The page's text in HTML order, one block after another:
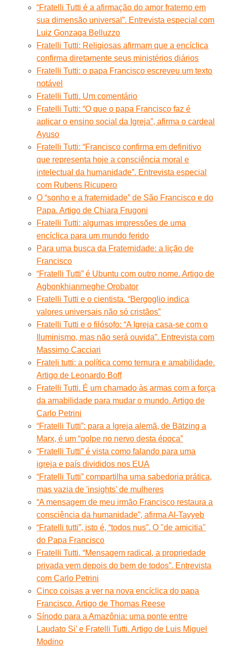
“Fratelli Tutti é a afirmação do amor fraterno em
sua dimensão universal”. Entrevista especial com
Luiz Gonzaga Belluzzo
Fratelli Tutti: Religiosas afirmam que a encíclica
confirma diretamente seus ministérios diários
Fratelli Tutti: o papa Francisco escreveu um texto
notável
Fratelli Tutti. Um comentário
Fratelli Tutti: “O que o papa Francisco faz é
aplicar o ensino social da Igreja”, afirma o cardeal
Ayuso
Fratelli Tutti: “Francisco confirma em definitivo
que representa hoje a consciência moral e
intelectual da humanidade”. Entrevista especial
com Rubens Ricupero
O “sonho e a fraternidade” de São Francisco e do
Papa. Artigo de Chiara Frugoni
Fratelli Tutti: algumas impressões de uma
encíclica para um mundo ferido
Para uma busca da Fraternidade: a lição de
Francisco
“Fratelli Tutti” é Ubuntu com outro nome. Artigo de
Agbonkhianmeghe Orobator
Fratelli Tutti e o cientista. “Bergoglio indica
valores universais não só cristãos”
Fratelli Tutti e o filósofo: “A Igreja casa-se com o
Iluminismo, mas não será ouvida”. Entrevista com
Massimo Cacciari
Frateli tutti: a política como ternura e amabilidade.
Artigo de Leonardo Boff
Fratelli Tutti. É um chamado às armas com a força
da amabilidade para mudar o mundo. Artigo de
Carlo Petrini
“Fratelli Tutti”: para a Igreja alemã, de Bätzing a
Marx, é um “golpe no nervo desta época”
“Fratelli Tutti” é vista como falando para uma
igreja e país divididos nos EUA
“Fratelli Tutti” compartilha uma sabedoria prática,
mas vazia de 'insights' de mulheres
“A mensagem de meu irmão Francisco restaura a
consciência da humanidade”, afirma Al-Tayyeb
“Fratelli tutti”, isto é, “todos nus”. O "de amicitia"
do Papa Francisco
Fratelli Tutti. “Mensagem radical, a propriedade
privada vem depois do bem de todos”. Entrevista
com Carlo Petrini
Cinco coisas a ver na nova encíclica do papa
Francisco. Artigo de Thomas Reese
Sínodo para a Amazônia: uma ponte entre
Laudato Si’ e Fratelli Tutti. Artigo de Luis Miguel
Modino